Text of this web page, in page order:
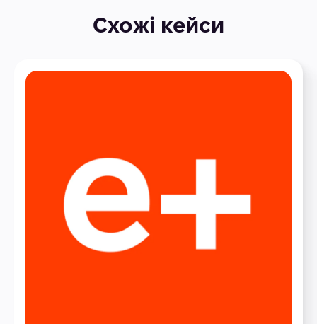
Схожі кейси